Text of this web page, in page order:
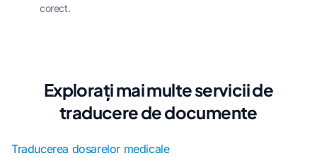
corect.
Explorați mai multe servicii de
traducere de documente
Traducerea dosarelor medicale